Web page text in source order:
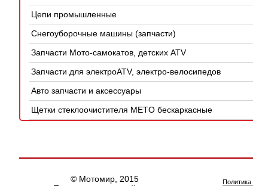
Цепи промышленные
Снегоуборочные машины (запчасти)
Запчасти Мото-самокатов, детских ATV
Запчасти для электроATV, электро-велосипедов
Авто запчасти и аксессуары
Щетки стеклоочистителя METO бескаркасные
© Мотомир, 2015
Политика